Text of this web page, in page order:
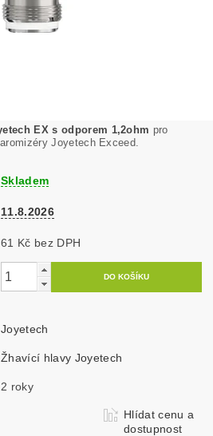
EX s odporem 1,2ohm pro
Joyetech Exceed.
Skladem
11.8.2026
61 Kč bez DPH
Joyetech
Žhavící hlavy Joyetech
2 roky
Hlídat cenu a
dostupnost